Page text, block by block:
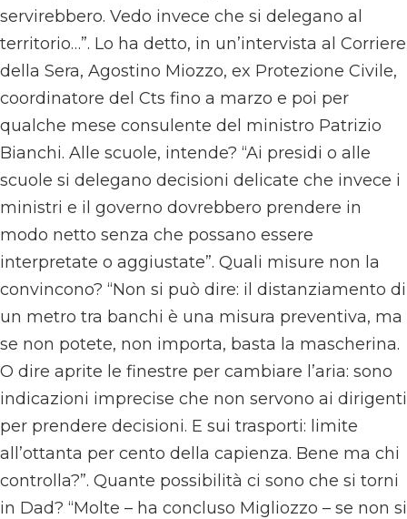
servirebbero. Vedo invece che si delegano al
territorio…”. Lo ha detto, in un’intervista al Corriere
della Sera, Agostino Miozzo, ex Protezione Civile,
coordinatore del Cts fino a marzo e poi per
qualche mese consulente del ministro Patrizio
Bianchi. Alle scuole, intende? “Ai presidi o alle
scuole si delegano decisioni delicate che invece i
ministri e il governo dovrebbero prendere in
modo netto senza che possano essere
interpretate o aggiustate”. Quali misure non la
convincono? “Non si può dire: il distanziamento di
un metro tra banchi è una misura preventiva, ma
se non potete, non importa, basta la mascherina.
O dire aprite le finestre per cambiare l’aria: sono
indicazioni imprecise che non servono ai dirigenti
per prendere decisioni. E sui trasporti: limite
all’ottanta per cento della capienza. Bene ma chi
controlla?”. Quante possibilità ci sono che si torni
in Dad? “Molte – ha concluso Migliozzo – se non si